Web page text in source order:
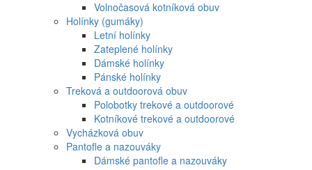
Volnočasová kotníková obuv
Holínky (gumáky)
Letní holínky
Zateplené holínky
Dámské holínky
Pánské holínky
Treková a outdoorová obuv
Polobotky trekové a outdoorové
Kotníkové trekové a outdoorové
Vycházková obuv
Pantofle a nazouváky
Dámské pantofle a nazouváky